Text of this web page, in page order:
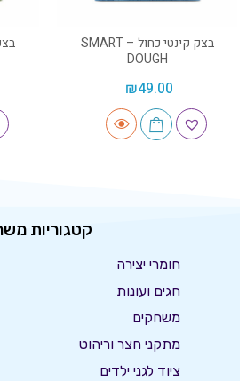
בצק קינטי כחול – SMART
DOUGH
₪49.00
קטגוריות
חומרי יצירה
חגים ועונות
משחקים
מתקני חצר וריהוט
ציוד לגני ילדים